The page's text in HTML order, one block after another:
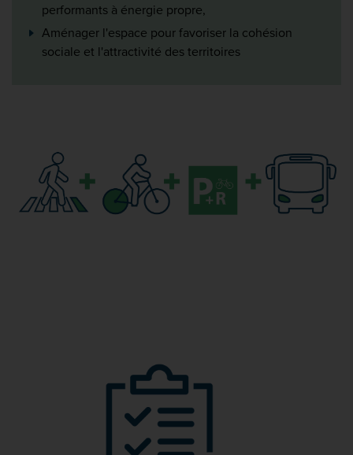
performants à énergie propre,
Aménager l'espace pour favoriser la cohésion
sociale et l'attractivité des territoires